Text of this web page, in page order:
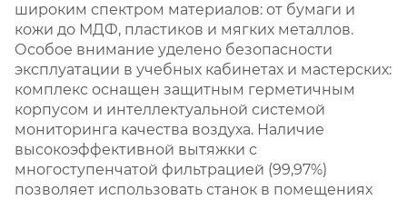
широким спектром материалов: от бумаги и
кожи до МДФ, пластиков и мягких металлов.
Особое внимание уделено безопасности
эксплуатации в учебных кабинетах и мастерских:
комплекс оснащен защитным герметичным
корпусом и интеллектуальной системой
мониторинга качества воздуха. Наличие
высокоэффективной вытяжки с
многоступенчатой фильтрацией (99,97%)
позволяет использовать станок в помещениях